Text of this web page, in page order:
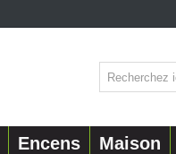
Encens Maison